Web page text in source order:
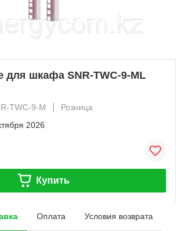
шкафа SNR-TWC-9-ML
TWC-9-M
Розница
2026
Купить
Оплата Условия возврата